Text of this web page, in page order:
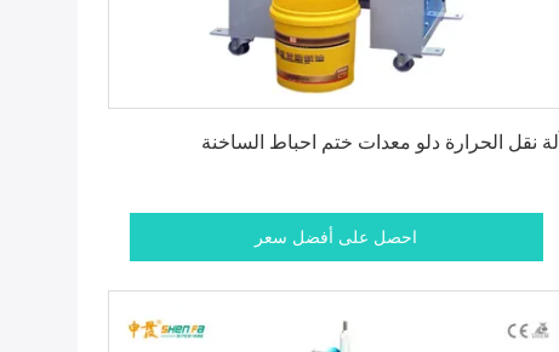
آلة نقل الحرارة دلو معدات ختم احباط الساخنة
احصل على أفضل سعر